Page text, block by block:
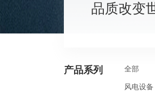
品质改变
产品系列 全部
风电设备